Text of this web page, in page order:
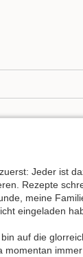
Jeder ist
Rezepte
meine
eingeladen
auf die
momentan